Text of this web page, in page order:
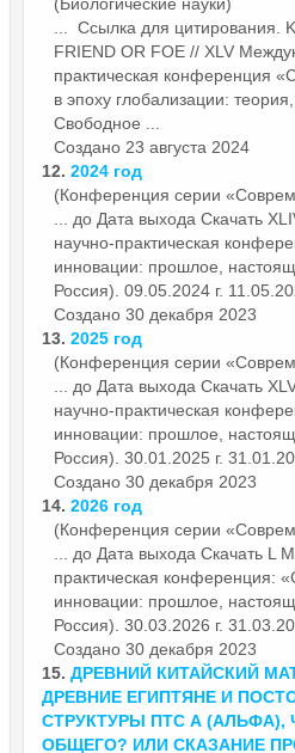
... Ссылка для цитирования.
FRIEND OR FOE // XLV
практическая конференция
в эпоху глобализации:
Свободное ...
Создано 23 августа 2024
12. 2024 год
(Конференция серии
... до Дата выхода Скачать
научно-практическая
инновации: прошлое,
Россия). 09.05.2024 г.
Создано 30 декабря 2023
13. 2025 год
(Конференция серии
... до Дата выхода Скачать
научно-практическая
инновации: прошлое,
Россия). 30.01.2025 г.
Создано 30 декабря 2023
14. 2026 год
(Конференция серии
... до Дата выхода Скачать L
практическая конференция:
инновации: прошлое,
Россия). 30.03.2026 г.
Создано 30 декабря 2023
15. ДРЕВНИЙ КИТАЙСКИЙ
ДРЕВНИЕ ЕГИПТЯНЕ И
СТРУКТУРЫ ПТС Α
ОБЩЕГО? ИЛИ СКАЗАНИЕ